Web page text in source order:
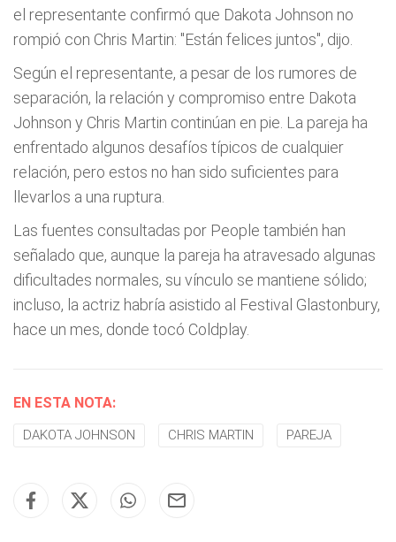
el representante confirmó que Dakota Johnson no
rompió con Chris Martin: "Están felices juntos", dijo.
Según el representante, a pesar de los rumores de
separación, la relación y compromiso entre Dakota
Johnson y Chris Martin continúan en pie. La pareja ha
enfrentado algunos desafíos típicos de cualquier
relación, pero estos no han sido suficientes para
llevarlos a una ruptura.
Las fuentes consultadas por People también han
señalado que, aunque la pareja ha atravesado algunas
dificultades normales, su vínculo se mantiene sólido;
incluso, la actriz habría asistido al Festival Glastonbury,
hace un mes, donde tocó Coldplay.
EN ESTA NOTA:
DAKOTA JOHNSON CHRIS MARTIN PAREJA